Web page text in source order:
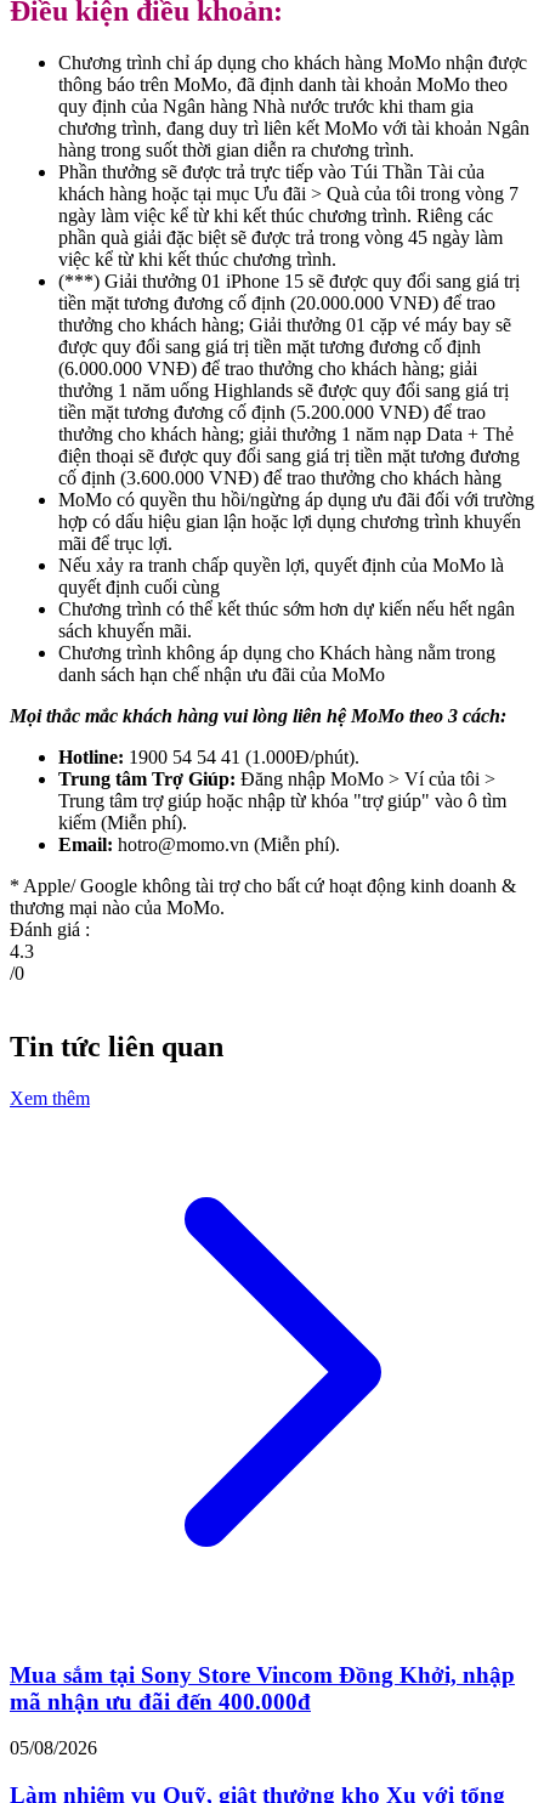
Điều kiện điều khoản:
Chương trình chỉ áp dụng cho khách hàng MoMo nhận được
thông báo trên MoMo, đã định danh tài khoản MoMo theo
quy định của Ngân hàng Nhà nước trước khi tham gia
chương trình, đang duy trì liên kết MoMo với tài khoản Ngân
hàng trong suốt thời gian diễn ra chương trình.
Phần thưởng sẽ được trả trực tiếp vào Túi Thần Tài của
khách hàng hoặc tại mục Ưu đãi > Quà của tôi trong vòng 7
ngày làm việc kể từ khi kết thúc chương trình. Riêng các
phần quà giải đặc biệt sẽ được trả trong vòng 45 ngày làm
việc kể từ khi kết thúc chương trình.
(***) Giải thưởng 01 iPhone 15 sẽ được quy đổi sang giá trị
tiền mặt tương đương cố định (20.000.000 VNĐ) để trao
thưởng cho khách hàng; Giải thưởng 01 cặp vé máy bay sẽ
được quy đổi sang giá trị tiền mặt tương đương cố định
(6.000.000 VNĐ) để trao thưởng cho khách hàng; giải
thưởng 1 năm uống Highlands sẽ được quy đổi sang giá trị
tiền mặt tương đương cố định (5.200.000 VNĐ) để trao
thưởng cho khách hàng; giải thưởng 1 năm nạp Data + Thẻ
điện thoại sẽ được quy đổi sang giá trị tiền mặt tương đương
cố định (3.600.000 VNĐ) để trao thưởng cho khách hàng
MoMo có quyền thu hồi/ngừng áp dụng ưu đãi đối với trường
hợp có dấu hiệu gian lận hoặc lợi dụng chương trình khuyến
mãi để trục lợi.
Nếu xảy ra tranh chấp quyền lợi, quyết định của MoMo là
quyết định cuối cùng
Chương trình có thể kết thúc sớm hơn dự kiến nếu hết ngân
sách khuyến mãi.
Chương trình không áp dụng cho Khách hàng nằm trong
danh sách hạn chế nhận ưu đãi của MoMo
Mọi thắc mắc khách hàng vui lòng liên hệ MoMo theo 3 cách:
Hotline: 1900 54 54 41 (1.000Đ/phút).
Trung tâm Trợ Giúp: Đăng nhập MoMo > Ví của tôi >
Trung tâm trợ giúp hoặc nhập từ khóa "trợ giúp" vào ô tìm
kiếm (Miễn phí).
Email: hotro@momo.vn (Miễn phí).
* Apple/ Google không tài trợ cho bất cứ hoạt động kinh doanh &
thương mại nào của MoMo.
Đánh giá :
4.3
/0
Tin tức liên quan
Xem thêm
Mua sắm tại Sony Store Vincom Đồng Khởi, nhập
mã nhận ưu đãi đến 400.000đ
05/08/2026
Làm nhiệm vụ Quỹ, giật thưởng kho Xu với tổng